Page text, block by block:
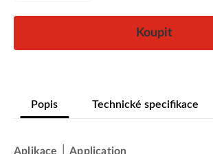
Koupit
Popis Technické specifikace
Aplikace │ Application